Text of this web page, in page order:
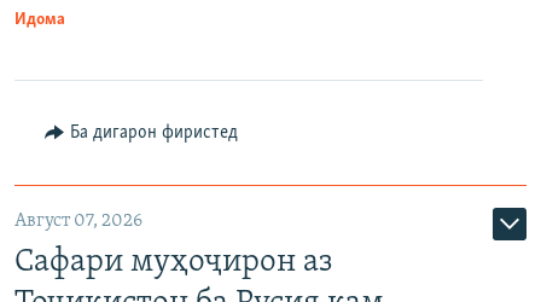
Идома
Ба дигарон фиристед
Август 07, 2026
Сафари муҳоҷирон аз